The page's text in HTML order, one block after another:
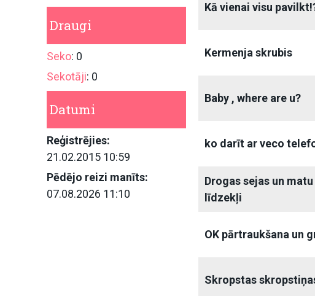
Draugi
Seko: 0
Sekotāji: 0
Datumi
Reģistrējies:
21.02.2015 10:59
Pēdējo reizi manīts:
07.08.2026 11:10
Kā vienai visu
Kermenja skrubis
Baby , where are u?
ko darīt ar veco
Drogas sejas un
līdzekļi
OK pārtraukšana un
Skropstas